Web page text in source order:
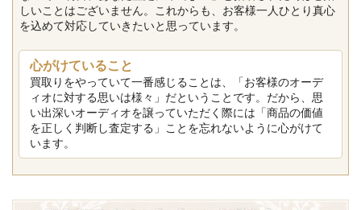
しいことはございません。これからも、お客様一人ひとり真心
を込めて対応していきたいと思っています。
心がけていること
買取りをやっていて一番感じることは、「お客様のオーデ
ィオに対する思いは様々」だということです。だから、思
い出深いオーディオを譲っていただく際には「商品の価値
を正しく判断し査定する」ことを忘れないように心がけて
います。